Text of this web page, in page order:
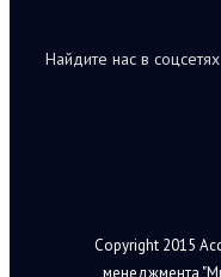
Найдите нас в соцсетях
Copyright 2015
менеджмента